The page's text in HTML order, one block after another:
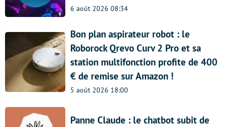
6 août 2026 08:34
Bon plan aspirateur robot : le
Roborock Qrevo Curv 2 Pro et sa
station multifonction profite de 400
€ de remise sur Amazon !
5 août 2026 18:00
Panne Claude : le chatbot subit de